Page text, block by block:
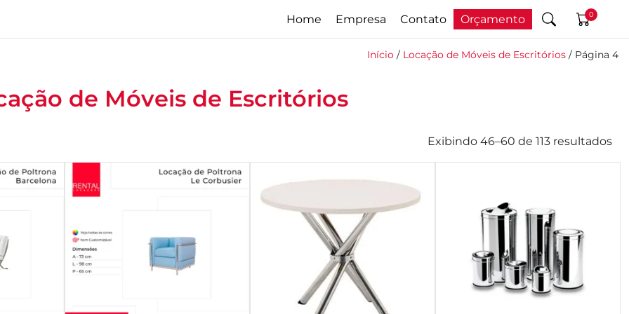
Home Empresa Contato Orçamento 0
Início / Locação de Móveis de Escritórios / Página 4
de Móveis de Escritórios
Exibindo 46–60 de 113 resultados